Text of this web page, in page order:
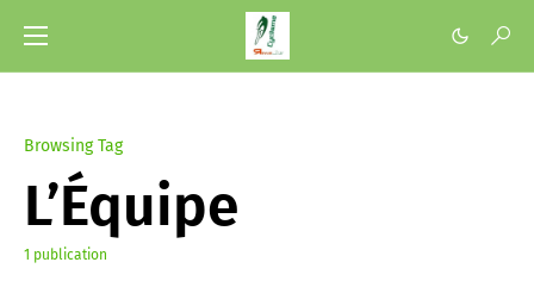
Browsing Tag
L’Équipe
1 publication